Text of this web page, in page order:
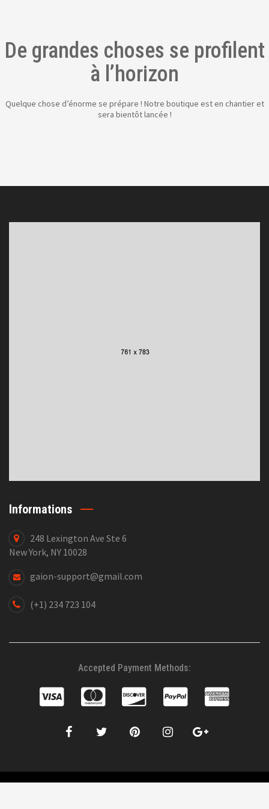
De grandes choses se profilent
à l’horizon
Quelque chose d’énorme se prépare ! Notre boutique est en chantier et
sera bientôt lancée !
Informations
248 Lexington Ave Ste 6
New York, NY 10028
gaion-support@gmail.com
(+1) 234 723 104
Accepted Payment Methods: